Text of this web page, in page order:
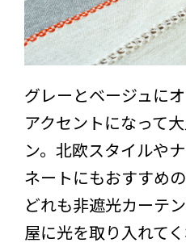
グレーとベージュに
アクセントになって
ン。北欧スタイルや
ネートにもおすすめの
どれも非遮光カーテ
屋に光を取り入れて